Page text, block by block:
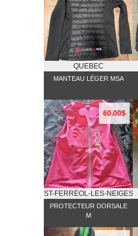
QUEBEC
MANTEAU LÉGER MSA
60.00$
ST-FERRĖOL-LES-NEIGES
PROTECTEUR DORSALE
M